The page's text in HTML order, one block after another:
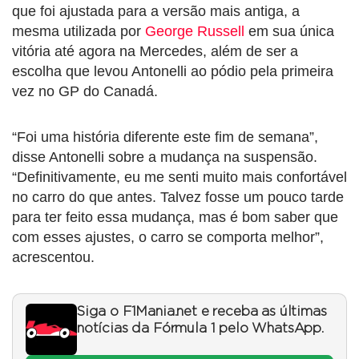
que foi ajustada para a versão mais antiga, a
mesma utilizada por George Russell em sua única
vitória até agora na Mercedes, além de ser a
escolha que levou Antonelli ao pódio pela primeira
vez no GP do Canadá.
“Foi uma história diferente este fim de semana”,
disse Antonelli sobre a mudança na suspensão.
“Definitivamente, eu me senti muito mais confortável
no carro do que antes. Talvez fosse um pouco tarde
para ter feito essa mudança, mas é bom saber que
com esses ajustes, o carro se comporta melhor”,
acrescentou.
Siga o F1Mania.net e receba as últimas
notícias da Fórmula 1 pelo WhatsApp.